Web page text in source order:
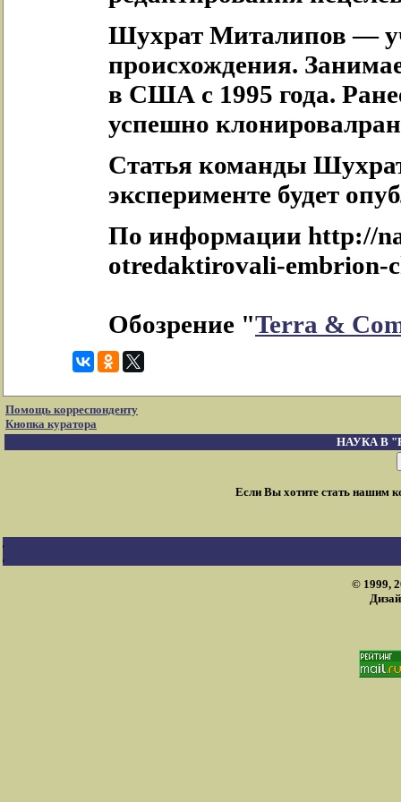
Шухрат Миталипов —
происхождения.
в США с 1995 года.
успешно
Статья команды
эксперименте будет
По информации http://
otredaktirovali-embrion-
Обозрение "Terra &
Помощь корреспонденту
Кнопка куратора
НАУКА В
Если Вы хотите стать нашим
© 1999,